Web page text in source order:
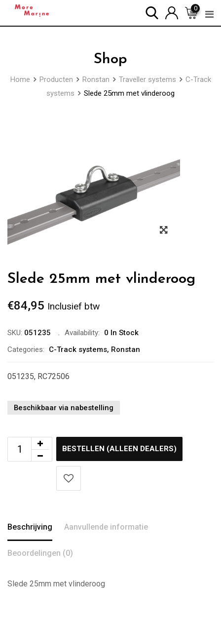
0
Shop
Home Producten Ronstan Traveller systems
C-Track
systems
Slede 25mm met vlinderoog
Slede 25mm met vlinderoog
€84,95 Inclusief btw
SKU: 051235 Availability:
0 In Stock
Categories:
C-Track systems, Ronstan
051235, RC72506
Beschikbaar via nabestelling
BESTELLEN (ALLEEN DEALERS)
Beschrijving Aanvullende informatie
Beoordelingen (0)
Slede 25mm met vlinderoog